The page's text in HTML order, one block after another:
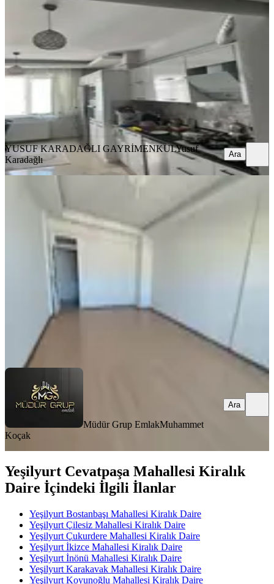
3+1 Kiralık Daire
200 m²·4. Kat 29.07.2026
17.000 ₺ 18.000 ₺
YUSUF KARADAĞLI GAYRİMENKULYusuf Karadağlı
Ara
YUSUF KARADAĞLI GAYRİMENKULYusuf
Karadağlı
Ara
Müdür Grup Emlak'tan Kiralık 3+1
Yeşilyurt, Yakınca Mahallesi
3+1
17.500 ₺
Müdür Grup Emlak
Müdür Grup EmlakMuhammet
Koçak
Ara
Yeşilyurt Cevatpaşa Mahallesi Kiralık
Daire İçindeki İlgili İlanlar
Yeşilyurt Bostanbaşı Mahallesi Kiralık Daire
Yeşilyurt Çilesiz Mahallesi Kiralık Daire
Yeşilyurt Çukurdere Mahallesi Kiralık Daire
Yeşilyurt İkizce Mahallesi Kiralık Daire
Yeşilyurt İnönü Mahallesi Kiralık Daire
Yeşilyurt Karakavak Mahallesi Kiralık Daire
Yeşilyurt Koyunoğlu Mahallesi Kiralık Daire